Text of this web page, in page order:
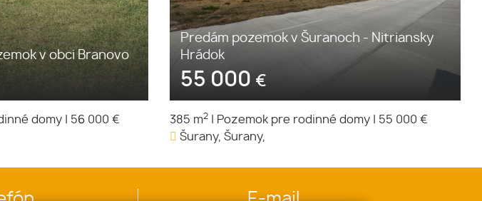
v obci Branovo
domy
56 000 €
Predám pozemok v Šuranoch - Nitriansky
Hrádok
55 000 €
385 m2 Pozemok pre rodinné domy
55 000 €
Šurany, Šurany,